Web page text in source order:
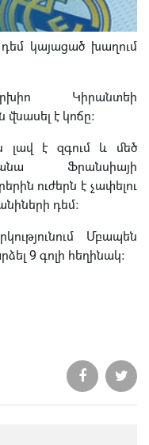
կայացած խաղում
Կիրանտեի
է կոճը։
լավ է զգում և մեծ
Ֆրանսիայի
ուժերն է չափելու
դեմ։
Մբապեն
9 գոլի հեղինակ։